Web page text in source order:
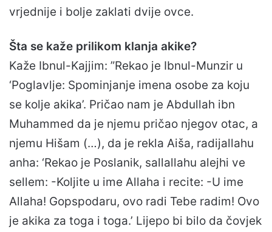
vrjednije i bolje zaklati dvije ovce.
Šta se kaže prilikom klanja akike?
Kaže Ibnul-Kajjim: ”Rekao je Ibnul-Munzir u
‘Poglavlje: Spominjanje imena osobe za koju
se kolje akika’. Pričao nam je Abdullah ibn
Muhammed da je njemu pričao njegov otac, a
njemu Hišam (…), da je rekla Aiša, radijallahu
anha: ‘Rekao je Poslanik, sallallahu alejhi ve
sellem: -Koljite u ime Allaha i recite: -U ime
Allaha! Gopspodaru, ovo radi Tebe radim! Ovo
je akika za toga i toga.’ Lijepo bi bilo da čovjek